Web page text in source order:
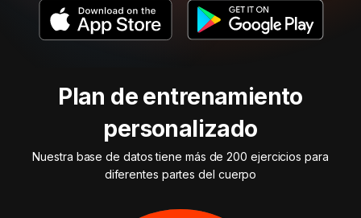
Plan de entrenamiento
personalizado
Nuestra base de datos tiene más de 200 ejercicios para
diferentes partes del cuerpo